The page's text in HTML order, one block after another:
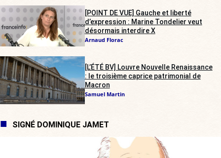
[POINT DE VUE] Gauche et liberté
d’expression : Marine Tondelier veut
désormais interdire X
Arnaud Florac
[L’ÉTÉ BV] Louvre Nouvelle Renaissance
: le troisième caprice patrimonial de
Macron
Samuel Martin
SIGNÉ DOMINIQUE JAMET